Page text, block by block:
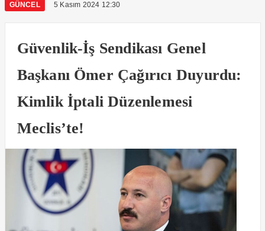
GÜNCEL 5 Kasım 2024 12:30
Güvenlik-İş Sendikası Genel
Başkanı Ömer Çağırıcı Duyurdu:
Kimlik İptali Düzenlemesi
Meclis’te!